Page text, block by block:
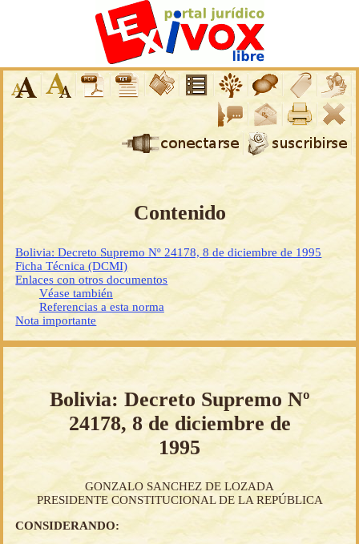
Contenido
Bolivia: Decreto Supremo Nº 24178, 8 de diciembre de 1995
Ficha Técnica (DCMI)
Enlaces con otros documentos
Véase también
Referencias a esta norma
Nota importante
Bolivia: Decreto Supremo Nº
24178, 8 de diciembre de
1995
GONZALO SANCHEZ DE LOZADA
PRESIDENTE CONSTITUCIONAL DE LA REPÚBLICA
CONSIDERANDO: